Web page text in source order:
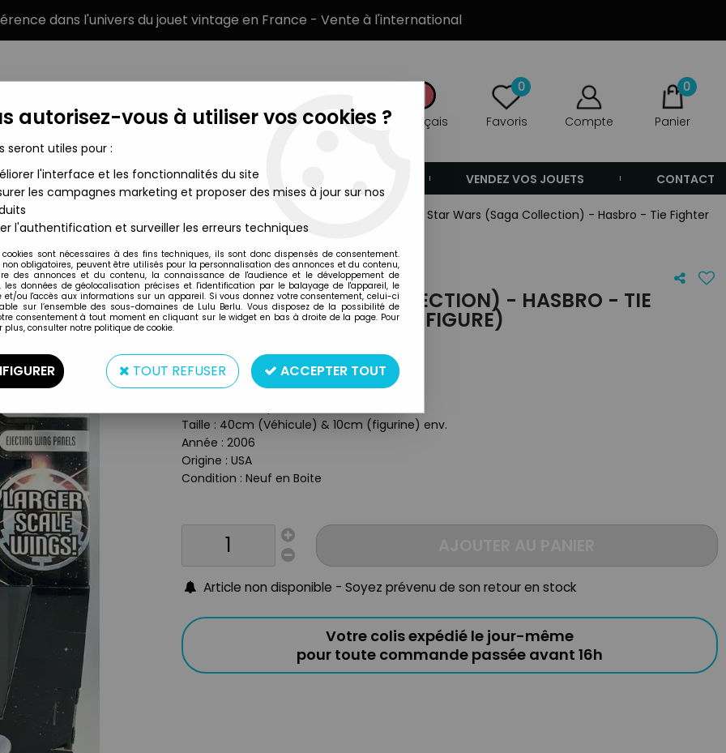
dans l'univers du jouet vintage en France - Vente à l'international
Français
0
Favoris Compte
0
Panier
MARQUES TYPE DE PRODUIT VENDEZ VOS JOUETS CONTACT
Saga Collection Star Wars (Saga Collection) - Hasbro - Tie Fighter
Hasbro
STAR WARS (SAGA COLLECTION) - HASBRO - TIE
FIGHTER (WITH TIE PILOT FIGURE)
Réf. :REF16523
Type : Véhicule & Figurine
Taille : 40cm (Véhicule) & 10cm (figurine) env.
Année : 2006
Origine : USA
Condition : Neuf en Boite
Article non disponible - Soyez prévenu de son retour en stock
Votre colis expédié le jour-même
pour toute commande passée avant 16h
autorisez-vous à utiliser vos cookies ?
seront utiles pour :
l'interface et les fonctionnalités du site
les campagnes marketing et proposer des mises à jour sur nos
l'authentification et surveiller les erreurs techniques
cookies sont nécessaires à des fins techniques, ils sont donc dispensés de consentement.
non obligatoires, peuvent être utilisés pour la personnalisation des annonces et du contenu,
des annonces et du contenu, la connaissance de l'audience et le développement de
les données de géolocalisation précises et l'identification par le balayage de l'appareil, le
et/ou l'accès aux informations sur un appareil. Si vous donnez votre consentement, celui-ci
sur l’ensemble des sous-domaines de Lulu Berlu. Vous disposez de la possibilité de
consentement à tout moment en cliquant sur le widget en bas à droite de la page. Pour
plus, consulter notre politique de cookie.
TOUT REFUSER ACCEPTER TOUT